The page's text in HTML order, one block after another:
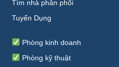
Tìm nhà phân phối
Tuyển Dụng
Phòng kinh doanh
Phòng kỹ thuật